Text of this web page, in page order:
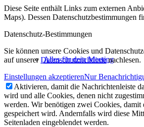
Alles für dein Meeting
Diese Seite enthält Links zum externen
Maps). Dessen Datenschutzbestimmungen
Datenschutz-Bestimmungen
Sie können unsere Cookies und
auf unsererDatenschutzrichtlinienachlesen.
Einstellungen akzeptierenNur
Aktivieren, damit die Nachrichtenleiste
wird und alle Cookies, denen nicht
werden. Wir benötigen zwei Cookies, damit
gespeichert wird. Andernfalls wird diese
Seitenladen eingeblendet werden.